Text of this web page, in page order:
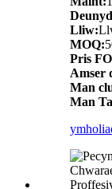
Lliw:
MOQ:
Pris
Amser
Man
Man